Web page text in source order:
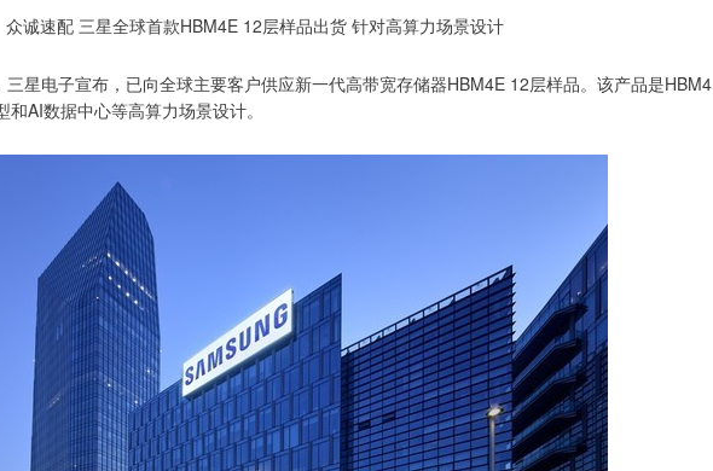
三星电子宣布，已向全球主要客户供应新一代高带宽存储器HBM4E 12层样品。该产品是HBM4
AI数据中心等高算力场景设计。